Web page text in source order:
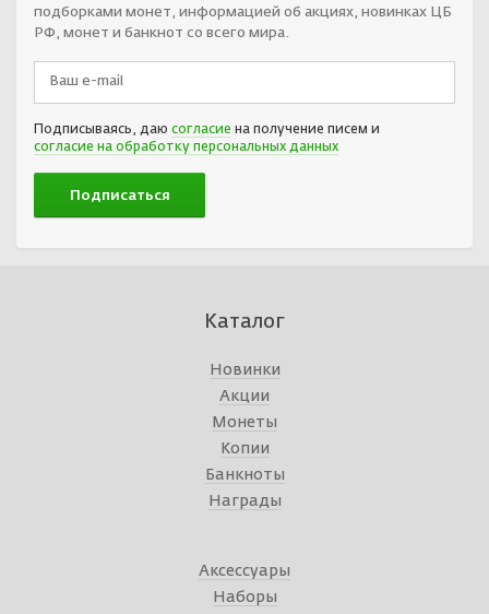
подборками монет, информацией об акциях, новинках ЦБ
РФ, монет и банкнот со всего мира.
Подписываясь, даю согласие на получение писем и
согласие на обработку персональных данных
Каталог
Новинки
Акции
Монеты
Копии
Банкноты
Награды
Аксессуары
Наборы